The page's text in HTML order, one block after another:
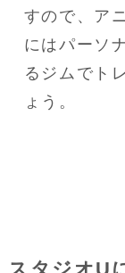
すので、ア
にはパーソ
るジムでト
ょう。